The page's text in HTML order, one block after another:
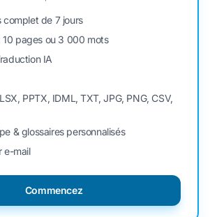
complet de 7 jours
10 pages ou 3 000 mots
IA
PPTX, IDML, TXT, JPG, PNG, CSV,
& glossaires personnalisés
e-mail
Commencez